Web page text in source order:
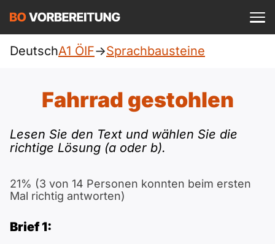
ÖIF
Allgemein
Beruf
telc
Goethe
Deutsch
Englisch
Türkisch
A1 DTZ
A1 telc
A1 Goethe
A2 Allgemein
A2 DTZ
A2 telc
B1 Allgemein
B1 DTZ
B2
B2 Allgemein
Blog
Einloggen ist kostenlos?
DeutschA1 ÖIF->Sprachbausteine
Fahrrad gestohlen
Lesen Sie den Text und wählen Sie die
richtige Lösung (a oder b).
21% (3 von 14 Personen konnten beim ersten
Mal richtig antworten)
Brief 1: